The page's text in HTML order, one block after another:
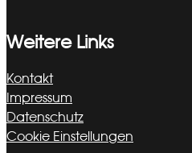
Weitere Links
Kontakt
Impressum
Datenschutz
Cookie Einstellungen